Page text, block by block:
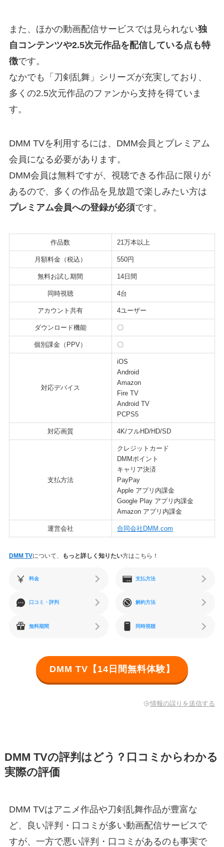
また、ほかの動画配信サービスでは見られない独
自コンテンツや2.5次元作品を配信している点も特
徴です。
なかでも「刀剣乱舞」シリーズが充実しており、
多くの2.5次元作品のファンから支持を得ていま
す。
DMM TVを利用するには、DMM会員とプレミアム
会員になる必要があります。
DMM会員は無料ですが、視聴できる作品に限りが
あるので、多くの作品を見放題で楽しみたい方は
プレミアム会員への登録が必須です。
作品数 21万本以上
月額料金（税込） 550円
無料お試し期間 14日間
同時視聴 4台
アカウント共有 4ユーザー
ダウンロード機能 〇
個別課金（PPV） 〇
対応デバイス
iOS
Android
Amazon
Fire TV
Android TV
PCPS5
対応画質 4K/フルHD/HD/SD
支払方法
クレジットカード
DMMポイント
キャリア決済
PayPay
Apple アプリ内課金
Google Play アプリ内課金
Amazon アプリ内課金
運営会社 合同会社DMM.com
DMM TVについて、 もっと詳しく知りたい方はこちら！
料金 支払方法
口コミ・評判 解約方法
無料期間 同時視聴
DMM TV【14日間無料体験】
情報の誤りを送信する
DMM TVの評判はどう？口コミからわかる
実際の評価
DMM TVはアニメ作品や刀剣乱舞作品が豊富な
ど、良い評判・口コミが多い動画配信サービスで
すが、一方で悪い評判・口コミがあるのも事実で